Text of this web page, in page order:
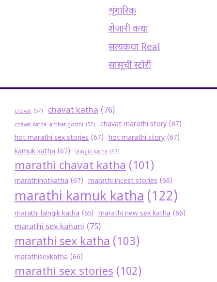
शृंगारिक
शेजारी कथा
सत्यकथा Real
सासूची स्टोरी
chavat (57) chavat katha (76)
chavat katha. ambat gosthi (57) chavat marathi story (67)
hot marathi sex stories (67) hot marathi story (67)
kamuk katha (67) laingik katha (57)
marathi chavat katha (101)
marathihotkatha (67) marathi incest stories (66)
marathi kamuk katha (122)
marathi laingik katha (65) marathi new sex katha (66)
marathi sex kahani (75)
marathi sex katha (103)
marathisexkatha (66)
marathi sex stories (102)